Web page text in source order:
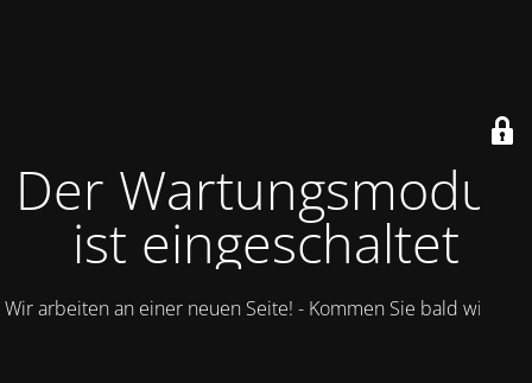
Der Wartungsmodus
ist eingeschaltet
Wir arbeiten an einer neuen Seite! - Kommen Sie bald wieder.